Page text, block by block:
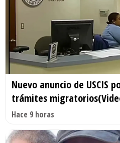
Nuevo anuncio de USCIS
trámites
Hace 9 horas